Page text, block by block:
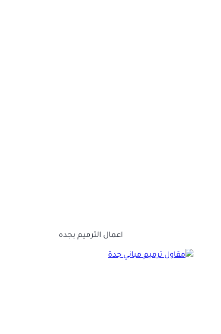
اعمال الترميم بجده